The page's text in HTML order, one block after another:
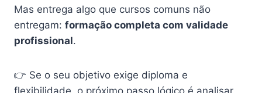
Mas entrega algo que cursos comuns não
entregam: formação completa com validade
profissional.
👉 Se o seu objetivo exige diploma e
flexibilidade, o próximo passo lógico é analisar